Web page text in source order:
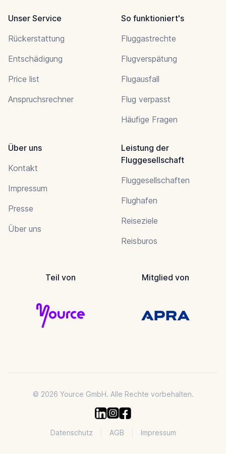
Unser Service
Rückerstattung
Entschädigung
Price list
Anspruchsrechner
So funktioniert's
Fluggastrechte
Flugverspätung
Flugausfall
Flug verpasst
Häufige Fragen
Über uns
Kontakt
Impressum
Presse
Über uns
Leistung der
Fluggesellschaft
Fluggesellschaften
Flughafen
Reiseziele
Reisburos
Teil von Mitglied von
© 2026 Yource GmbH. Alle Rechte vorbehalten.
Datenschutz AGB Impressum